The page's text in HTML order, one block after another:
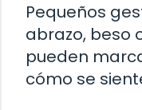
Pequeños
abrazo, beso
pueden
cómo se